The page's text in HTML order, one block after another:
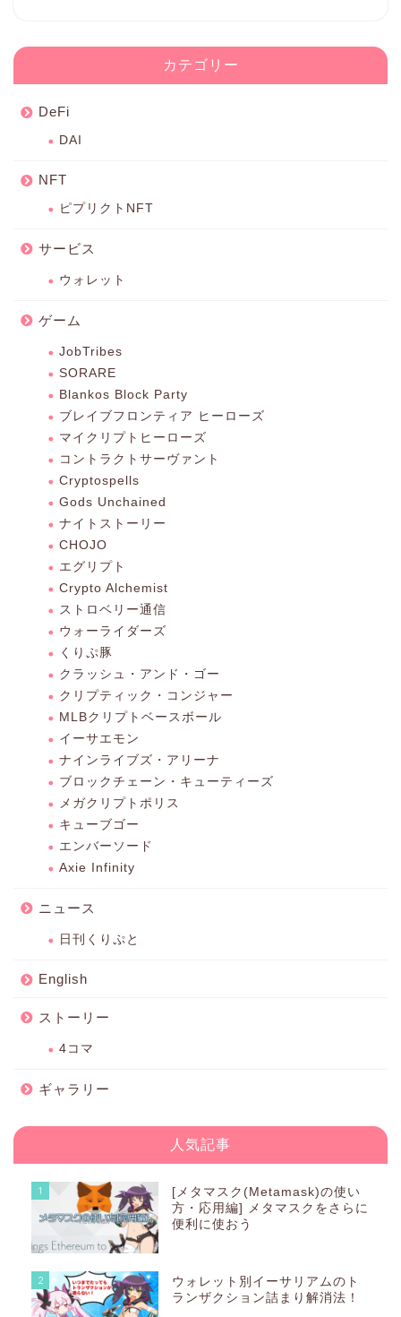
カテゴリー
DeFi
DAI
NFT
ピプリクトNFT
サービス
ウォレット
ゲーム
JobTribes
SORARE
Blankos Block Party
ブレイブフロンティア ヒーローズ
マイクリプトヒーローズ
コントラクトサーヴァント
Cryptospells
Gods Unchained
ナイトストーリー
CHOJO
エグリプト
Crypto Alchemist
ストロベリー通信
ウォーライダーズ
くりぷ豚
クラッシュ・アンド・ゴー
クリプティック・コンジャー
MLBクリプトベースボール
イーサエモン
ナインライブズ・アリーナ
ブロックチェーン・キューティーズ
メガクリプトポリス
キューブゴー
エンバーソード
Axie Infinity
ニュース
日刊くりぷと
English
ストーリー
4コマ
ギャラリー
人気記事
1
[メタマスク(Metamask)の使い
方・応用編] メタマスクをさらに
便利に使おう
2
ウォレット別イーサリアムのト
ランザクション詰まり解消法！